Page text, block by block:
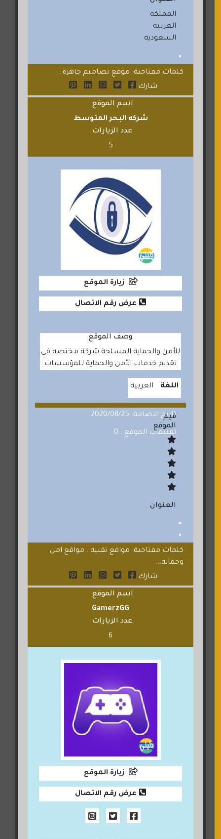
المملكه
العربيه
السعوديه
كلمات مفتاحية: موقع تصاميم جاهزة...
شارك
اسم الموقع
شركه البحر المتوسط
عدد الزيارات
5
زيارة الموقع
عرض رقم الاتصال
وصف الموقع
للأمن والحماية المسلحة شركة مختصه في
تقديم خدمات الأمن والحماية للمؤسسات
اللغة العربية
تاريخ الاضافة: 2020/08/25
تقييمات الموقع : 0
قيم
الموقع
العنوان
كلمات مفتاحية: مواقع تقنيه . مواقع امن
وحمايه...
شارك
اسم الموقع
GamerzGG
عدد الزيارات
6
زيارة الموقع
عرض رقم الاتصال